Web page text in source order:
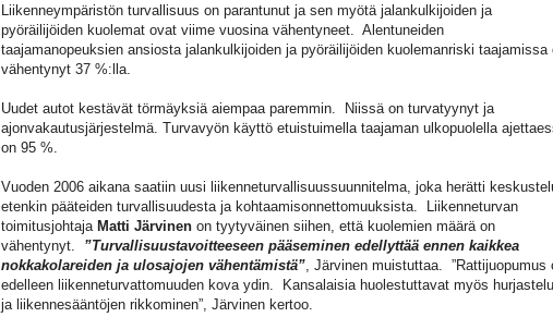
Liikenneympäristön turvallisuus on parantunut ja sen myötä jalankulkijoiden ja
pyöräilijöiden kuolemat ovat viime vuosina vähentyneet. Alentuneiden
taajamanopeuksien ansiosta jalankulkijoiden ja pyöräilijöiden kuolemanriski taajamissa
vähentynyt 37 %:lla.
Uudet autot kestävät törmäyksiä aiempaa paremmin. Niissä on turvatyynyt ja
ajonvakautusjärjestelmä. Turvavyön käyttö etuistuimella taajaman ulkopuolella
on 95 %.
Vuoden 2006 aikana saatiin uusi liikenneturvallisuussuunnitelma, joka herätti
etenkin pääteiden turvallisuudesta ja kohtaamisonnettomuuksista. Liikenneturvan
toimitusjohtaja Matti Järvinen on tyytyväinen siihen, että kuolemien määrä on
vähentynyt. ”Turvallisuustavoitteeseen pääseminen edellyttää ennen kaikkea
nokkakolareiden ja ulosajojen vähentämistä” , Järvinen muistuttaa. ”Rattijuopumus
edelleen liikenneturvattomuuden kova ydin. Kansalaisia huolestuttavat myös hurjastelu
ja liikennesääntöjen rikkominen”, Järvinen kertoo.